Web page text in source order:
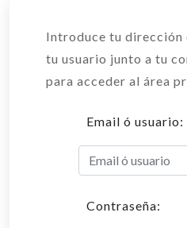
Introduce tu dirección
tu usuario junto a tu
para acceder al área
Email ó usuario:
Contraseña: